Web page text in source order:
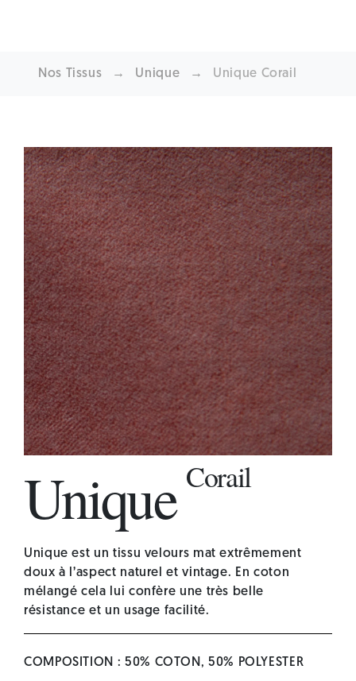
Nos Tissus → Unique → Unique Corail
Unique Corail
Uniqueest un tissu velours mat extrêmement
doux à l’aspect naturel et vintage. En coton
mélangé cela lui confère une très belle
résistance et un usage facilité.
COMPOSITION : 50% COTON, 50% POLYESTER